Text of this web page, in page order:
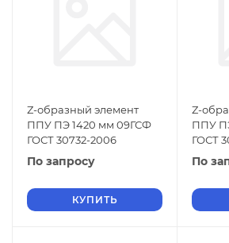
Z-образный элемент
ППУ ПЭ 1420 мм 09ГСФ
ГОСТ 30732-2006
По запросу
КУПИТЬ
Z-
ППУ
ГОСТ
По